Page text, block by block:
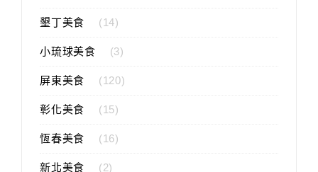
墾丁美食 (14)
小琉球美食 (3)
屏東美食 (120)
彰化美食 (15)
恆春美食 (16)
新北美食 (2)